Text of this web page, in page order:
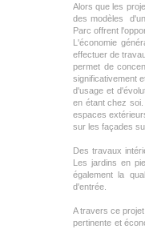
Alors que les
des modèles
Parc offrent
L'économie
effectuer de
permet de
significativement
d'usage et
en étant chez
espaces
sur les façades
Des travaux
Les jardins en
également la
d'entrée.
A travers ce
pertinente et